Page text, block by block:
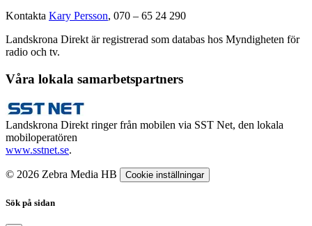
Kontakta Kary Persson, 070 – 65 24 290
Landskrona Direkt är registrerad som databas hos Myndigheten för
radio och tv.
Våra lokala samarbetspartners
Landskrona Direkt ringer från mobilen via SST Net, den lokala
mobiloperatören
www.sstnet.se.
© 2026 Zebra Media HB Cookie inställningar
Sök på sidan